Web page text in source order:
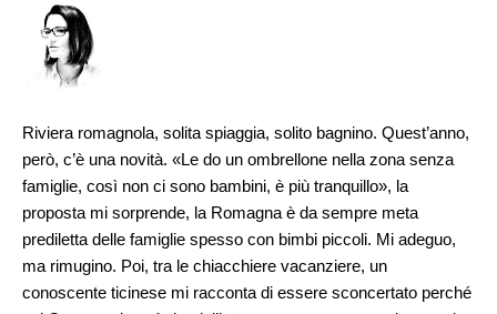
Riviera romagnola, solita spiaggia, solito bagnino. Quest’anno,
però, c’è una novità. «Le do un ombrellone nella zona senza
famiglie, così non ci sono bambini, è più tranquillo», la
proposta mi sorprende, la Romagna è da sempre meta
prediletta delle famiglie spesso con bimbi piccoli. Mi adeguo,
ma rimugino. Poi, tra le chiacchiere vacanziere, un
conoscente ticinese mi racconta di essere sconcertato perché